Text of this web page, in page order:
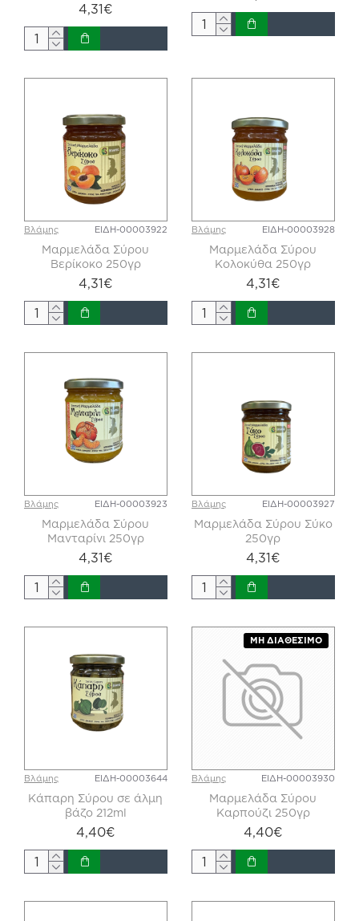
4,31€
Βλάμης ΕΙΔΗ-00003922
Μαρμελάδα Σύρου
Βερίκοκο 250γρ
4,31€
Βλάμης ΕΙΔΗ-00003928
Μαρμελάδα Σύρου
Κολοκύθα 250γρ
4,31€
Βλάμης ΕΙΔΗ-00003923
Μαρμελάδα Σύρου
Μανταρίνι 250γρ
4,31€
Βλάμης ΕΙΔΗ-00003927
Μαρμελάδα Σύρου Σύκο
250γρ
4,31€
Βλάμης ΕΙΔΗ-00003644
Κάπαρη Σύρου σε άλμη
βάζο 212ml
4,40€
ΜΗ ΔΙΑΘΈΣΙΜΟ
Βλάμης ΕΙΔΗ-00003930
Μαρμελάδα Σύρου
Καρπούζι 250γρ
4,40€